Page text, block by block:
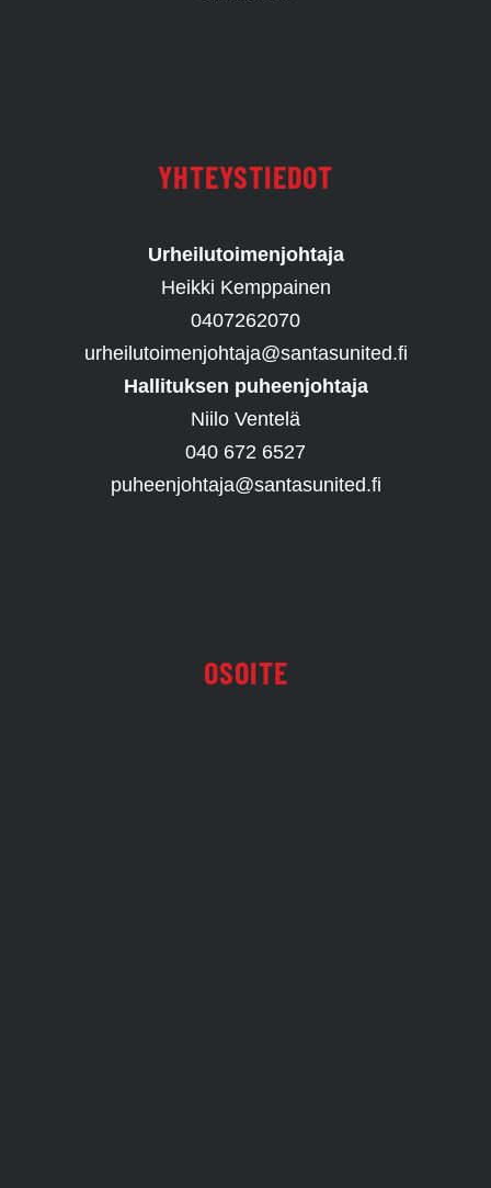
YHTEYSTIEDOT
Urheilutoimenjohtaja
Heikki Kemppainen
0407262070
urheilutoimenjohtaja@santasunited.fi
Hallituksen puheenjohtaja
Niilo Ventelä
040 672 6527
puheenjohtaja@santasunited.fi
OSOITE